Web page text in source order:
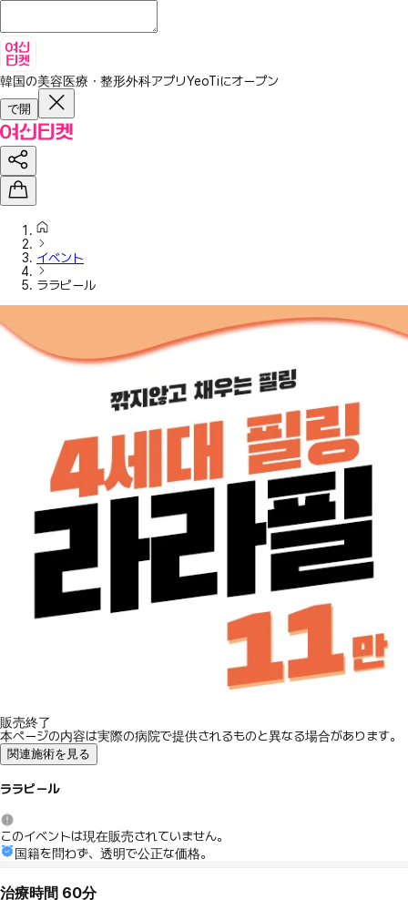
韓国の美容医療・整形外科アプリYeoTiにオープン
で開
イベント
ララピール
販売終了
本ページの内容は実際の病院で提供されるものと異なる場合があります。
関連施術を見る
ララピール
このイベントは現在販売されていません。
国籍を問わず、透明で公正な価格。
治療時間 60分